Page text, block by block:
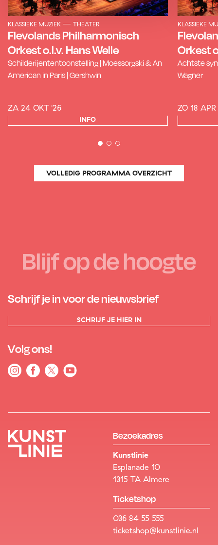
KLASSIEKE MUZIEK THEATER
Flevolands Philharmonisch
Orkest o.l.v. Hans Welle
Schilderijententoonstelling | Moessorgski & An
American in Paris | Gershwin
ZA 24 OKT '26
INFO
KLASSIEKE
Orkest
Achtste
Wagner
ZO 18 APR
VOLLEDIG PROGRAMMA OVERZICHT
Blijf op de hoogte
Schrijf je in voor de nieuwsbrief
SCHRIJF JE HIER IN
Volg ons!
Bezoekadres
Kunstlinie
Esplanade 10
1315 TA Almere
Ticketshop
036 84 55 555
ticketshop@kunstlinie.nl